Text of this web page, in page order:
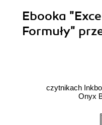
Ebooka
Formuły"
czytnikach
Onyx